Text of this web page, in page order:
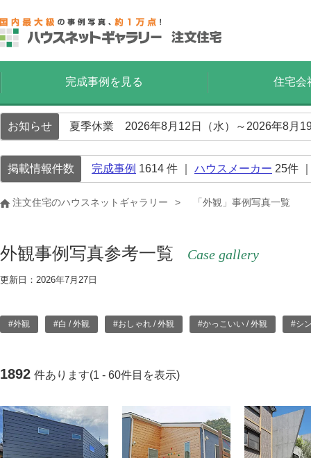
完成事例を見る 住宅会
お知らせ 夏季休業 2026年8月12日（水）～2026年8月
掲載情報件数 完成事例 1614 件 ｜ ハウスメーカー 25件
注文住宅のハウスネットギャラリー 「外観」事例写真一覧
外観事例写真参考一覧 Case gallery
更新日：2026年7月27日
#外観 #白 / 外観 #おしゃれ / 外観 #かっこいい / 外観 #シ
1892 件あります(1 - 60件目を表示)